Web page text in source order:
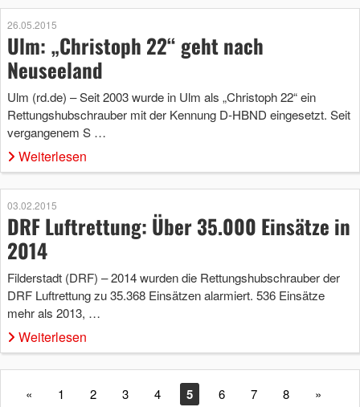
26.05.2015
Ulm: „Christoph 22“ geht nach
Neuseeland
Ulm (rd.de) – Seit 2003 wurde in Ulm als „Christoph 22“ ein
Rettungshubschrauber mit der Kennung D-HBND eingesetzt. Seit
vergangenem S …
Weiterlesen
03.02.2015
DRF Luftrettung: Über 35.000 Einsätze in
2014
Filderstadt (DRF) – 2014 wurden die Rettungshubschrauber der
DRF Luftrettung zu 35.368 Einsätzen alarmiert. 536 Einsätze
mehr als 2013, …
Weiterlesen
« 1 2 3 4 5 6 7 8 »